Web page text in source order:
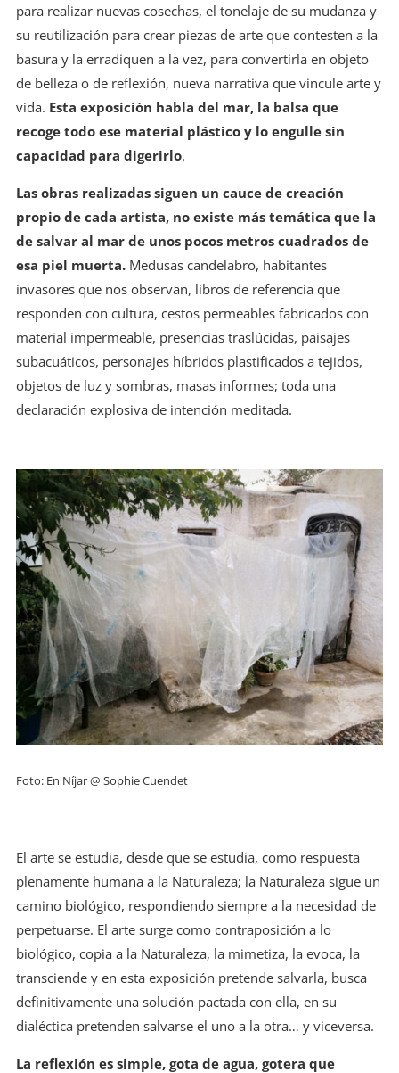
para realizar nuevas cosechas, el tonelaje de su mudanza y
su reutilización para crear piezas de arte que contesten a la
basura y la erradiquen a la vez, para convertirla en objeto
de belleza o de reflexión, nueva narrativa que vincule arte y
vida. Esta exposición habla del mar, la balsa que
recoge todo ese material plástico y lo engulle sin
capacidad para digerirlo.
Las obras realizadas siguen un cauce de creación
propio de cada artista, no existe más temática que la
de salvar al mar de unos pocos metros cuadrados de
esa piel muerta.Medusas candelabro, habitantes
invasores que nos observan, libros de referencia que
responden con cultura, cestos permeables fabricados con
material impermeable, presencias traslúcidas, paisajes
subacuáticos, personajes híbridos plastificados a tejidos,
objetos de luz y sombras, masas informes; toda una
declaración explosiva de intención meditada.
Foto: En Níjar @ Sophie Cuendet
El arte se estudia, desde que se estudia, como respuesta
plenamente humana a la Naturaleza; la Naturaleza sigue un
camino biológico, respondiendo siempre a la necesidad de
perpetuarse. El arte surge como contraposición a lo
biológico, copia a la Naturaleza, la mimetiza, la evoca, la
transciende y en esta exposición pretende salvarla, busca
definitivamente una solución pactada con ella, en su
dialéctica pretenden salvarse el uno a la otra… y viceversa.
La reflexión es simple, gota de agua, gotera que